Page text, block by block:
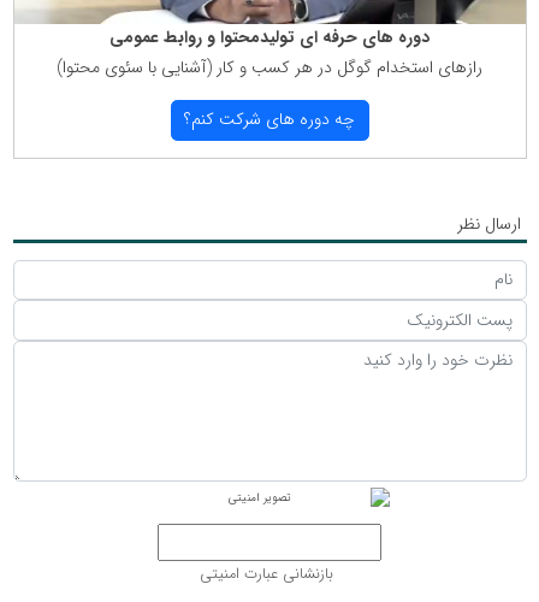
دوره های حرفه ای تولیدمحتوا و روابط عمومی
رازهای استخدام گوگل در هر كسب و كار (آشنایی با سئوی محتوا)
چه دوره های شركت كنم؟
ارسال نظر
بازنشانی عبارت امنیتی